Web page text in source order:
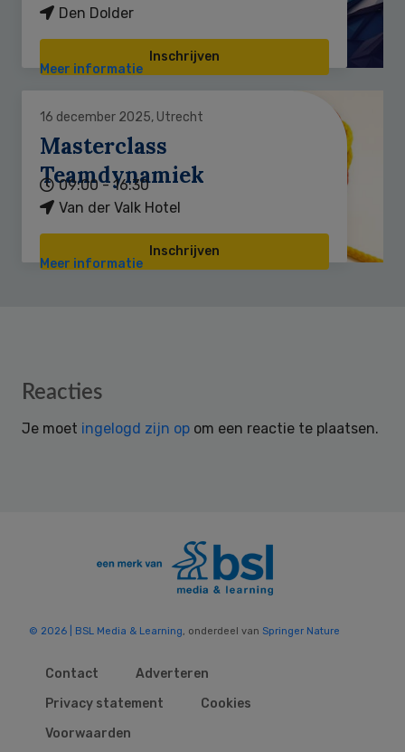
Den Dolder
Inschrijven
Meer informatie
16 december 2025, Utrecht
Masterclass
Teamdynamiek
09:00 - 16:30
Van der Valk Hotel
Inschrijven
Meer informatie
Reader
Reacties
Je moet ingelogd zijn op om een reactie te plaatsen.
© 2026 | BSL Media & Learning, onderdeel van Springer Nature
Contact
Adverteren
Privacy statement
Cookies
Voorwaarden